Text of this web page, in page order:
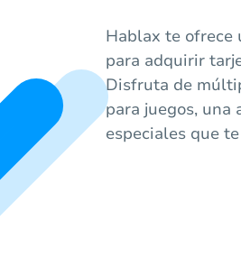
Hablax te ofrece
para adquirir
Disfruta de
para juegos, una
especiales que